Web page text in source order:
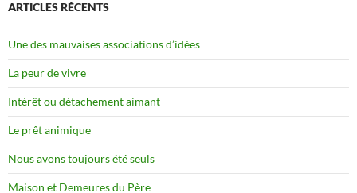
ARTICLES RÉCENTS
Une des mauvaises associations d’idées
La peur de vivre
Intérêt ou détachement aimant
Le prêt animique
Nous avons toujours été seuls
Maison et Demeures du Père